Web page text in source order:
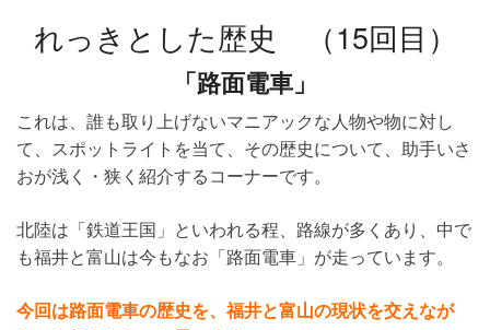
れっきとした歴史 （15回目）
「路面電車」
これは、誰も取り上げないマニアックな人物や物に対し
て、スポットライトを当て、その歴史について、助手いさ
おが浅く・狭く紹介するコーナーです。
北陸は「鉄道王国」といわれる程、路線が多くあり、中で
も福井と富山は今もなお「路面電車」が走っています。
今回は路面電車の歴史を、福井と富山の現状を交えなが